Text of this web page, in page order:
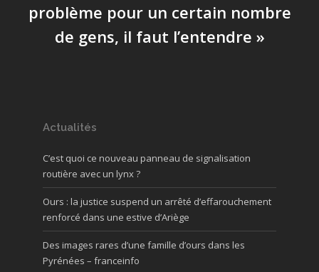
problème pour un certain nombre
de gens, il faut l’entendre »
Actualités
C’est quoi ce nouveau panneau de signalisation
routière avec un lynx ?
Ours : la justice suspend un arrêté d’effarouchement
renforcé dans une estive d’Ariège
Des images rares d’une famille d’ours dans les
Pyrénées – franceinfo